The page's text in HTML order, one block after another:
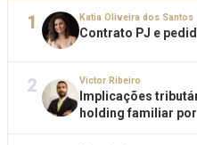
1 Katia Oliveira dos Santos
Contrato PJ e
2 Victor Ribeiro
Implicações
holding familiar